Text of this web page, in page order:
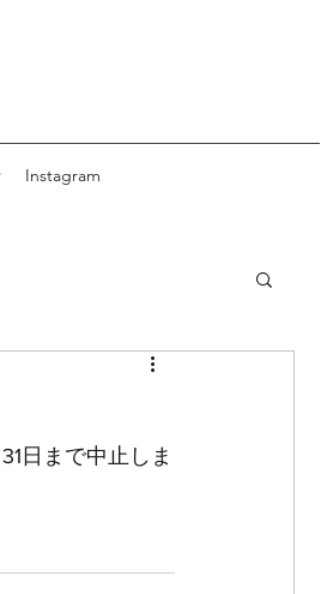
Instagram
日まで中止しま